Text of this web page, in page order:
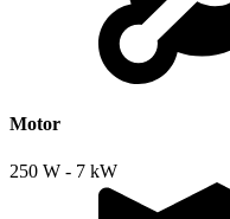
Motor
250 W - 7 kW